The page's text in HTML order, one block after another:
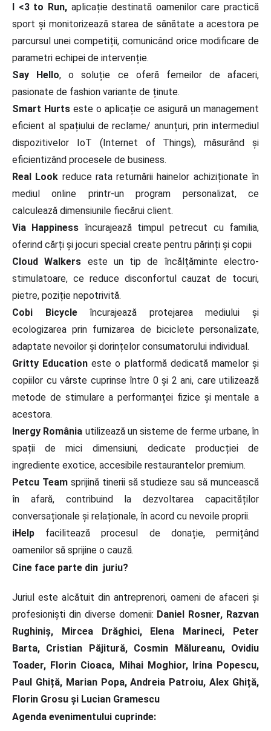
I <3 to Run,aplicație destinată oamenilor care practică
sport și monitorizează starea de sănătate a acestora pe
parcursul unei competiții, comunicând orice modificare de
parametri echipei de intervenție.
Say Hello, o soluție ce oferă femeilor de afaceri,
pasionate de fashion variante de ținute.
Smart Hurts este o aplicație ce asigură un management
eficient al spațiului de reclame/ anunțuri, prin intermediul
dispozitivelor IoT (Internet of Things), măsurând și
eficientizând procesele de business.
Real Look reduce rata returnării hainelor achiziționate în
mediul online printr-un program personalizat, ce
calculează dimensiunile fiecărui client.
Via Happiness încurajează timpul petrecut cu familia,
oferind cărți și jocuri special create pentru părinți și copii
Cloud Walkers este un tip de încălțăminte electro-
stimulatoare, ce reduce disconfortul cauzat de tocuri,
pietre, poziție nepotrivită.
Cobi Bicycleîncurajează protejarea mediului și
ecologizarea prin furnizarea de biciclete personalizate,
adaptate nevoilor și dorințelor consumatorului individual.
Gritty Education este o platformă dedicată mamelor și
copiilor cu vârste cuprinse între 0 și 2 ani, care utilizează
metode de stimulare a performanței fizice și mentale a
acestora.
Inergy România utilizează un sisteme de ferme urbane, în
spații de mici dimensiuni, dedicate producției de
ingrediente exotice, accesibile restaurantelor premium.
Petcu Teamsprijină tinerii să studieze sau să muncească
în afară, contribuind la dezvoltarea capacităților
conversaționale și relaționale, în acord cu nevoile proprii.
iHelp facilitează procesul de donație, permițând
oamenilor să sprijine o cauză.
Cine face parte din juriu?
Juriul este alcătuit din antreprenori, oameni de afaceri și
profesioniști din diverse domenii: Daniel Rosner, Razvan
Rughiniș, Mircea Drăghici, Elena Marineci, Peter
Barta, Cristian Păjitură, Cosmin Mălureanu, Ovidiu
Toader, Florin Cioaca, Mihai Moghior, Irina Popescu,
Paul Ghiță, Marian Popa, Andreia Patroiu, Alex Ghiță,
Florin Grosu și Lucian Gramescu
Agenda evenimentului cuprinde: